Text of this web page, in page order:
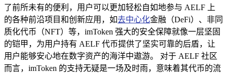
了前所未有的便利，用户可以更加轻松自如地参与 AELF 上
的各种前沿项目和创新应用，如去中心化金融（DeFi）、非同
质化代币（NFT）等，imToken 强大的安全保障就像一层坚固
的铠甲，为用户持有 AELF 代币提供了坚实可靠的后盾，让
用户能够安心地在数字资产的海洋中遨游。 对于 AELF 社区
而言，imToken 的支持无疑是一场及时雨，意味着其代币的流